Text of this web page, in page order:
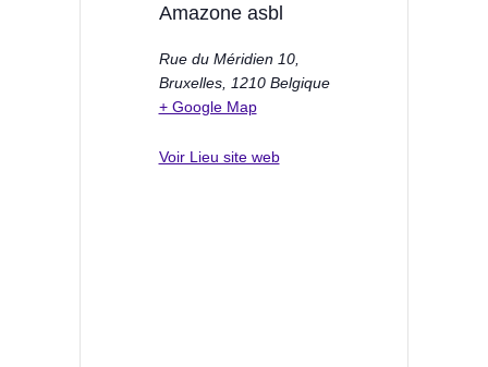
Amazone asbl
Rue du Méridien 10,
Bruxelles, 1210 Belgique
+ Google Map
Voir Lieu site web